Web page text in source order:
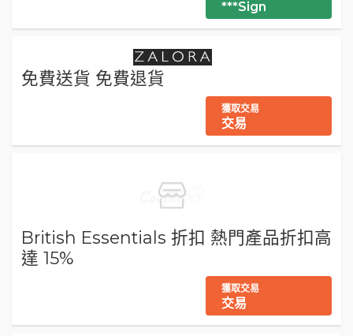
***Sign
免費送貨 免費退貨
獲取交易
交易
British Essentials 折扣 熱門產品折扣高
達 15%
獲取交易
交易